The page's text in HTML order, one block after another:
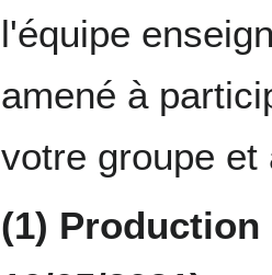
l'équipe
amené à
votre groupe et
(1) Production